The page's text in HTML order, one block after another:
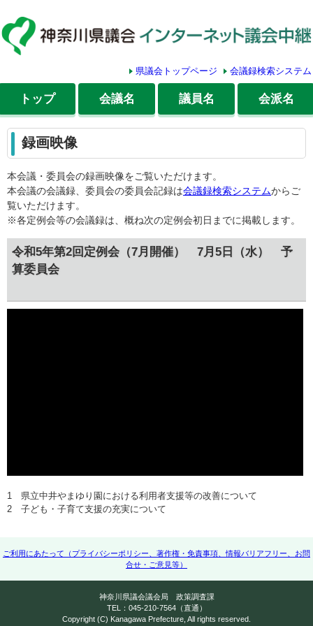
県議会トップページ 会議録検索システム
トップ 会議名 議員名 会派名
録画映像
本会議・委員会の録画映像をご覧いただけます。
本会議の会議録、委員会の委員会記録は会議録検索システムからご
覧いただけます。
※各定例会等の会議録は、概ね次の定例会初日までに掲載します。
令和5年第2回定例会（7月開催） 7月5日（水） 予
算委員会
1 県立中井やまゆり園における利用者支援等の改善について
2 子ども・子育て支援の充実について
ご利用にあたって（プライバシーポリシー、著作権・免責事項、情報バリアフリー、お問
合せ・ご意見等）
神奈川県議会議会局 政策調査課
TEL：045-210-7564（直通）
Copyright (C) Kanagawa Prefecture, All rights reserved.